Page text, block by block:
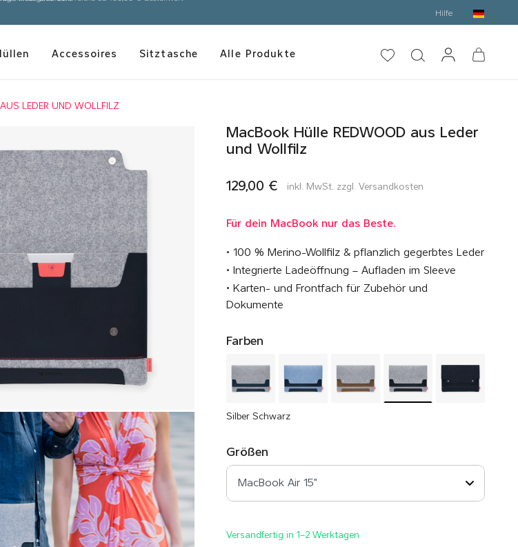
Hilfe
Accessoires Sitztasche Alle Produkte
LEDER UND WOLLFILZ
MacBook Hülle REDWOOD aus Leder
und Wollfilz
129,00 € inkl. MwSt. zzgl. Versandkosten
Für dein MacBook nur das Beste.
• 100 % Merino-Wollfilz & pflanzlich gegerbtes Leder
• Integrierte Ladeöffnung – Aufladen im Sleeve
• Karten- und Frontfach für Zubehör und
Dokumente
Farben
Silber Schwarz
Größen
Versandfertig in 1–2 Werktagen